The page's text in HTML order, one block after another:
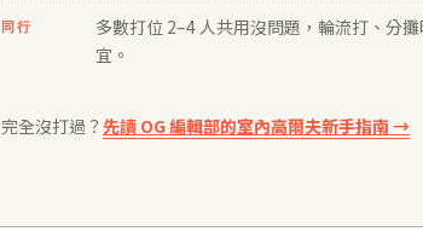
同行
多數打位 2–4 人共用沒問題，輪流打、分
宜。
完全沒打過？ 先讀 OG 編輯部的室內高爾夫新手指南 →